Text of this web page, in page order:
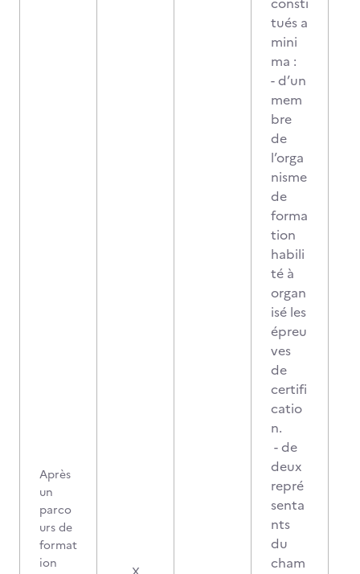
Après
un
parco
urs de
format
ion
tués a
mini
ma :
- d’un
mem
bre
de
l’orga
nisme
de
forma
tion
habili
té à
organ
isé les
épreu
ves
de
certifi
catio
n.
- de
deux
repré
senta
nts
du
cham